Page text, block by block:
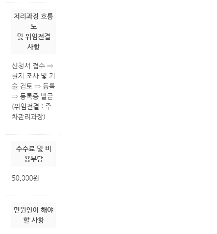
처리과정 흐름
도
및 위임전결
사항
신청서 접수 ⇒
현지 조사 및 기
술 검토 ⇒ 등록
⇒ 등록증 발급
(위임전결 : 주
차관리과장)
수수료 및 비
용부담
50,000원
민원인이 해야
할 사항